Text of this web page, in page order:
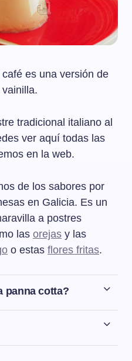
es una versión de
vainilla.
tradicional italiano al
ver aquí todas las
en la web.
de los sabores por
en Galicia. Es un
a postres
las orejas y las
o estas flores fritas.
panna cotta?
ya que es un postre
Este postre recuerda a
más populares en